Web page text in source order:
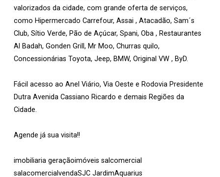
valorizados da cidade, com grande oferta de serviços,
como Hipermercado Carrefour, Assai , Atacadão, Sam´s
Club, Sítio Verde, Pão de Açúcar, Spani, Oba , Restaurantes
Al Badah, Gonden Grill, Mr Moo, Churras quilo,
Concessionárias Toyota, Jeep, BMW, Original VW , ByD.
Fácil acesso ao Anel Viário, Via Oeste e Rodovia Presidente
Dutra Avenida Cassiano Ricardo e demais Regiões da
Cidade.
Agende já sua visita!!
imobiliaria geraçãoimóveis salcomercial
salacomercialvendaSJC JardimAquarius